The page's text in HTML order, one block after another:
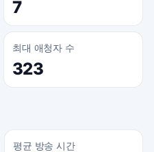
7
최대 애청자 수
323
평균 방송 시간